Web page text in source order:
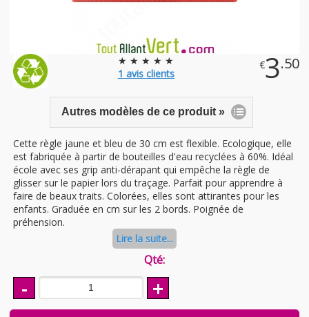
★ ★ ★ ★ ★
1 avis clients
€3.50
Autres modèles de ce produit »
Cette règle jaune et bleu de 30 cm est flexible. Ecologique, elle
est fabriquée à partir de bouteilles d'eau recyclées à 60%. Idéal
école avec ses grip anti-dérapant qui empêche la règle de
glisser sur le papier lors du traçage. Parfait pour apprendre à
faire de beaux traits. Colorées, elles sont attirantes pour les
enfants. Graduée en cm sur les 2 bords. Poignée de
préhension.
Lire la suite...
Qté:
- +